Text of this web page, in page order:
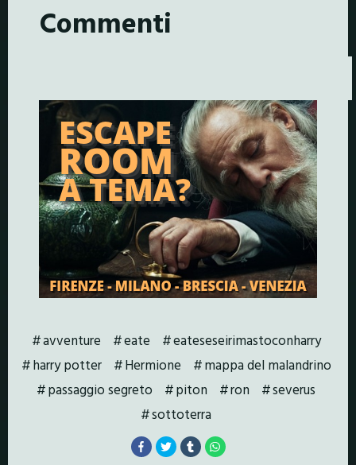
Commenti
avventure eate
eateseseirimastoconharry
harry potter
Hermione
mappa del malandrino
passaggio segreto
piton ron
severus
sottoterra